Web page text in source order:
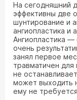
На сегодняшний
эффективны две
шунтирование и
ангиопластика и
Ангиопластика
очень
занял первое
травматичен для
не
может выходить
ему не